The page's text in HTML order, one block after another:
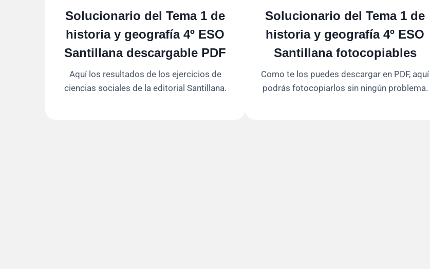
Solucionario del Tema 1 de
historia y geografía 4º ESO
Santillana descargable PDF
Aquí los resultados de los ejercicios de
ciencias sociales de la editorial Santillana.
Solucionario del Tema 1 de
historia y geografía 4º ESO
Santillana fotocopiables
Como te los puedes descargar en PDF, aquí
podrás fotocopiarlos sin ningún problema.